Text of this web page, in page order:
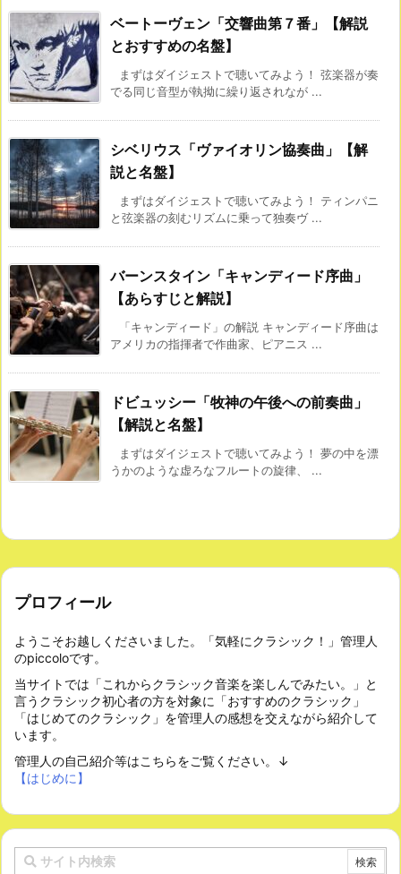
ベートーヴェン「交響曲第７番」【解説
とおすすめの名盤】
まずはダイジェストで聴いてみよう！ 弦楽器が奏
でる同じ音型が執拗に繰り返されなが ...
シベリウス「ヴァイオリン協奏曲」【解
説と名盤】
まずはダイジェストで聴いてみよう！ ティンパニ
と弦楽器の刻むリズムに乗って独奏ヴ ...
バーンスタイン「キャンディード序曲」
【あらすじと解説】
「キャンディード」の解説 キャンディード序曲は
アメリカの指揮者で作曲家、ピアニス ...
ドビュッシー「牧神の午後への前奏曲」
【解説と名盤】
まずはダイジェストで聴いてみよう！ 夢の中を漂
うかのような虚ろなフルートの旋律、 ...
プロフィール
ようこそお越しくださいました。「気軽にクラシック！」管理人
のpiccoloです。
当サイトでは「これからクラシック音楽を楽しんでみたい。」と
言うクラシック初心者の方を対象に「おすすめのクラシック」
「はじめてのクラシック」を管理人の感想を交えながら紹介して
います。
管理人の自己紹介等はこちらをご覧ください。↓
【はじめに】